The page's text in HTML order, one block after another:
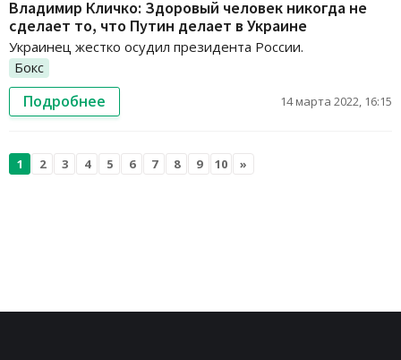
Владимир Кличко: Здоровый человек никогда не
сделает то, что Путин делает в Украине
Украинец жестко осудил президента России.
Бокс
Подробнее 14 марта 2022, 16:15
1 2 3 4 5 6 7 8 9 10 »